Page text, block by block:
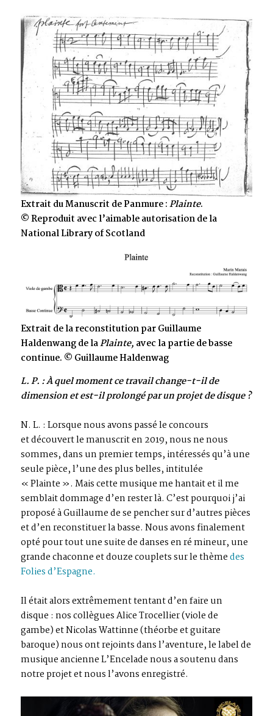
Extrait du Manuscrit de Panmure :Plainte.
© Reproduit avec l’aimable autorisation de la
National Library of Scotland
Extrait de la reconstitution par Guillaume
Haldenwang de laPlainte, avec la partie de basse
continue. © Guillaume Haldenwag
L. P. : À quel moment ce travail change-t-il de
dimension et est-il prolongé par un projet de disque ?
N. L. : Lorsque nous avons passé le concours
et découvert le manuscrit en 2019, nous ne nous
sommes, dans un premier temps, intéressés qu’à une
seule pièce, l’une des plus belles, intitulée
« Plainte ». Mais cette musique me hantait et il me
semblait dommage d’en rester là. C’est pourquoi j’ai
proposé à Guillaume de se pencher sur d’autres pièces
et d’en reconstituer la basse. Nous avons finalement
opté pour tout une suite de danses en ré mineur, une
grande chaconne et douze couplets sur le thèmedes
Folies d’Espagne.
Il était alors extrêmement tentant d’en faire un
disque : nos collègues Alice Trocellier (viole de
gambe) et Nicolas Wattinne (théorbe et guitare
baroque) nous ont rejoints dans l’aventure, le label de
musique ancienne L’Encelade nous a soutenu dans
notre projet et nous l’avons enregistré.